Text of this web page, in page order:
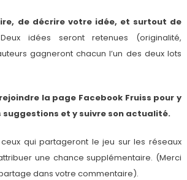
de décrire votre idée, et surtout de
idées seront retenues (originalité,
gagneront chacun l’un des deux lots
la page Facebook Fruiss pour y
suggestions et y suivre son actualité.
qui partageront le jeu sur les réseaux
une chance supplémentaire. (Merci
dans votre commentaire).